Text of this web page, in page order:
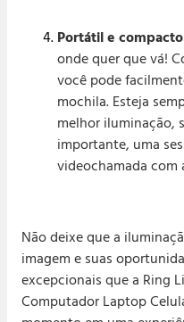
Portátil e
onde quer que vá!
você pode
mochila. Esteja
melhor iluminação,
importante, uma
videochamada com
Não deixe que a
imagem e suas
excepcionais que a Ring
Computador Laptop